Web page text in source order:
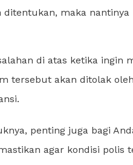
maka
di atas ketika ingin
tersebut akan ditolak
penting juga bagi
agar kondisi polis